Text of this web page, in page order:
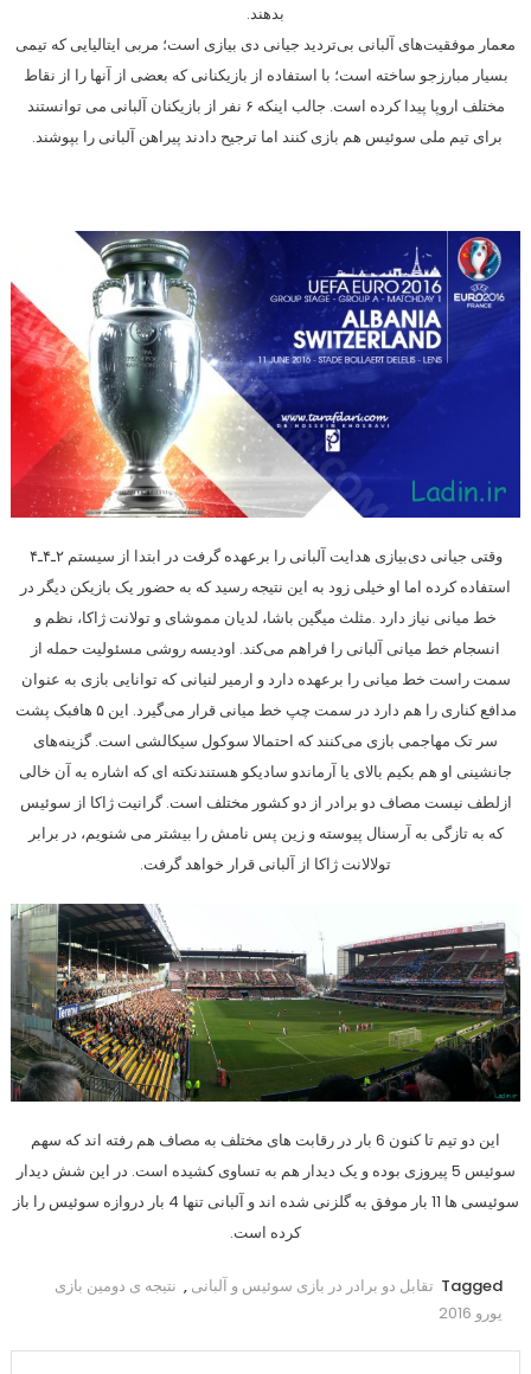
بدهند‎.‎
معمار موفقیت‌های آلبانی بی‌تردید جیانی دی بیازی است؛ مربی ایتالیایی که تیمی
بسیار مبارزجو ساخته ‏است؛ با استفاده از بازیکنانی که بعضی از آنها را از نقاط
مختلف اروپا پیدا کرده است‎.‎‏ جالب اینکه ۶ نفر ‏از بازیکنان آلبانی می توانستند
برای تیم ملی سوئیس هم بازی کنند اما ترجیح دادند پیراهن آلبانی را ‏بپوشند. ‏
وقتی جیانی دی‌بیازی هدایت آلبانی را برعهده گرفت در ابتدا از سیستم ۲ـ۴ـ۴
استفاده کرده اما او خیلی ‏زود به این نتیجه رسید که به حضور یک بازیکن دیگر در
خط میانی نیاز دارد‎. ‎مثلث میگین باشا، لدیان ‏مموشای و تولانت ژاکا، نظم و
انسجام خط میانی آلبانی را فراهم می‌کند. اودیسه روشی مسئولیت حمله از
‏سمت راست خط میانی را برعهده دارد و ارمیر لنیانی که توانایی بازی به عنوان
مدافع کناری را هم دارد ‏در سمت چپ خط میانی قرار می‌گیرد. این ۵ هافبک پشت
سر تک مهاجمی بازی می‌کنند که احتمالا ‏سوکول سیکالشی است. گزینه‌های
جانشینی او هم بکیم بالای یا آرماندو سادیکو هستند‎نکته ای که اشاره به آن خالی
ازلطف نیست مصاف دو برادر از دو کشور مختلف است. گرانیت ژاکا از سوئیس
که به تازگی به آرسنال پیوسته و زین پس نامش را بیشتر می شنویم، در برابر
تولالانت ژاکا از آلبانی قرار خواهد گرفت.
این دو تیم تا کنون 6 بار در رقابت های مختلف به مصاف هم رفته اند که سهم
سوئیس 5 پیروزی بوده و یک دیدار هم به تساوی کشیده است. در این شش دیدار
سوئیسی ها 11 بار موفق به گلزنی شده اند و آلبانی تنها 4 بار دروازه سوئیس را باز
کرده است.
Tagged تقابل دو برادر در بازی سوئیس و آلبانی , نتیجه ی دومین بازی
یورو 2016